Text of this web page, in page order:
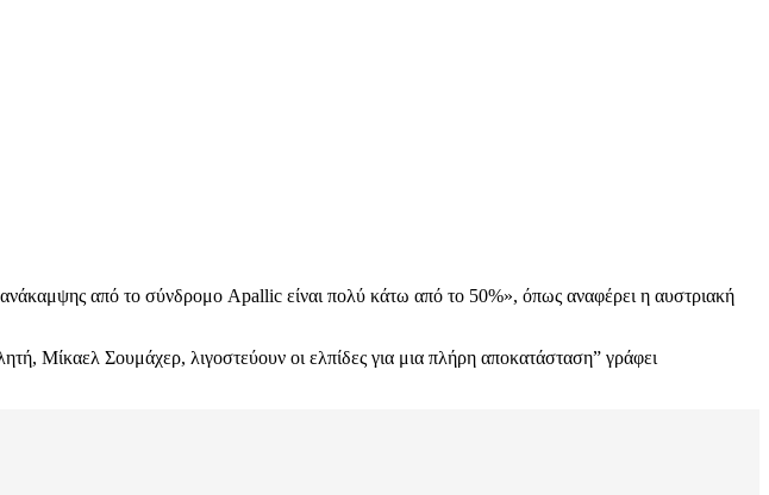
από το σύνδρομο Apallic είναι πολύ κάτω από το 50%», όπως αναφέρει η αυστριακή
Μίκαελ Σουμάχερ, λιγοστεύουν οι ελπίδες για μια πλήρη αποκατάσταση” γράφει